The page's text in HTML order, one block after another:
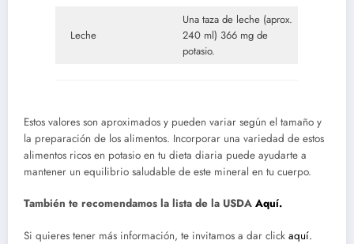
Leche
Una taza de leche (aprox.
240 ml) 366 mg de
potasio.
Estos valores son aproximados y pueden variar según el tamaño y
la preparación de los alimentos. Incorporar una variedad de estos
alimentos ricos en potasio en tu dieta diaria puede ayudarte a
mantener un equilibrio saludable de este mineral en tu cuerpo.
También te recomendamos la lista de la USDA Aquí.
Si quieres tener más información, te invitamos a dar click aquí.